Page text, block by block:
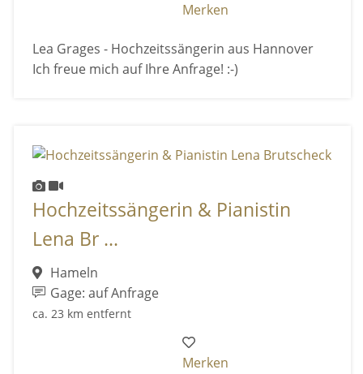
Merken
Lea Grages - Hochzeitssängerin aus Hannover
Ich freue mich auf Ihre Anfrage! :-)
Hochzeitssängerin & Pianistin
Lena Br ...
Hameln
Gage: auf Anfrage
ca. 23 km entfernt
Merken